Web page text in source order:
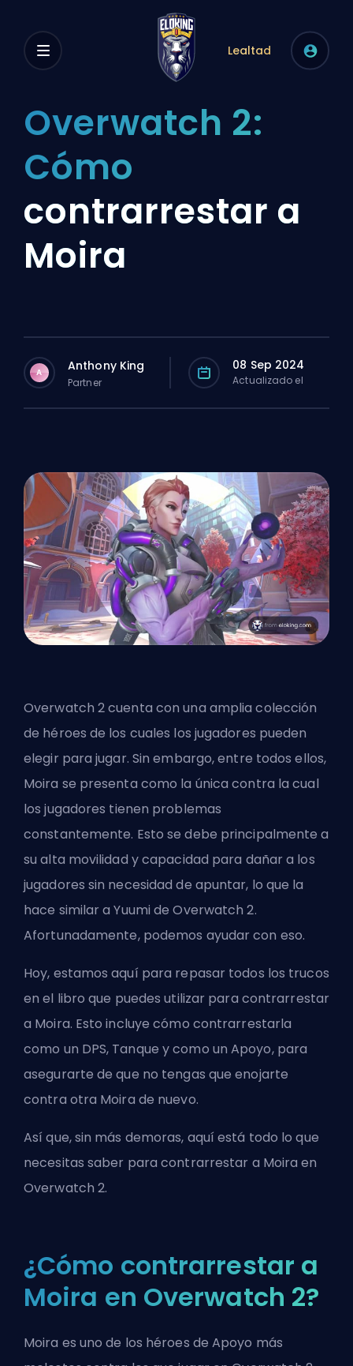
Lealtad
Overwatch 2:
Cómo
contrarrestar a
Moira
A Anthony King
Partner
08 Sep 2024
Actualizado el
Overwatch 2 cuenta con una amplia colección
de héroes de los cuales los jugadores pueden
elegir para jugar. Sin embargo, entre todos ellos,
Moira se presenta como la única contra la cual
los jugadores tienen problemas
constantemente. Esto se debe principalmente a
su alta movilidad y capacidad para dañar a los
jugadores sin necesidad de apuntar, lo que la
hace similar a Yuumi de Overwatch 2.
Afortunadamente, podemos ayudar con eso.
Hoy, estamos aquí para repasar todos los trucos
en el libro que puedes utilizar para contrarrestar
a Moira. Esto incluye cómo contrarrestarla
como un DPS, Tanque y como un Apoyo, para
asegurarte de que no tengas que enojarte
contra otra Moira de nuevo.
Así que, sin más demoras, aquí está todo lo que
necesitas saber para contrarrestar a Moira en
Overwatch 2.
¿Cómo contrarrestar a
Moira en Overwatch 2?
Moira es uno de los héroes de Apoyo más